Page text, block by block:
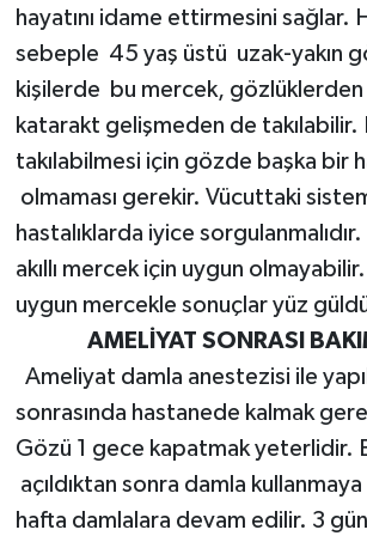
hayatını idame ettirmesini sağlar.
sebeple 45 yaş üstü uzak-yakın
kişilerde bu mercek, gözlüklerden
katarakt gelişmeden de takılabilir.
takılabilmesi için gözde başka bir
olmaması gerekir. Vücuttaki
hastalıklarda iyice
akıllı mercek için uygun
uygun mercekle sonuçlar yüz
AMELİYAT SONRASI
Ameliyat damla anestezisi ile
sonrasında hastanede kalmak
Gözü 1 gece kapatmak yeterlidir.
açıldıktan sonra damla kullanmaya
hafta damlalara devam edilir. 3